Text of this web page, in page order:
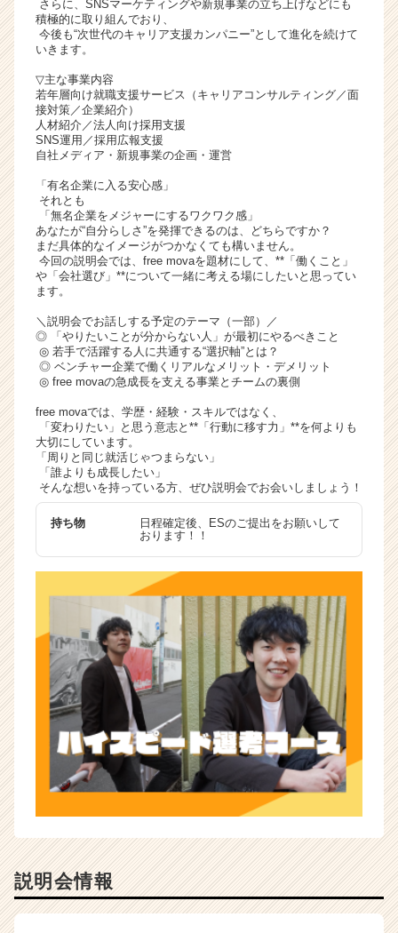
キ
ャ
（C
e
e
r
C
r
e
e
r）
さらに、SNSマーケティングや新規事業の立ち上げなどにも
積極的に取り組んでおり、
今後も“次世代のキャリア支援カンパニー”として進化を続けて
いきます。
▽主な事業内容
若年層向け就職支援サービス（キャリアコンサルティング／面
接対策／企業紹介）
人材紹介／法人向け採用支援
SNS運用／採用広報支援
自社メディア・新規事業の企画・運営
「有名企業に入る安心感」
それとも
「無名企業をメジャーにするワクワク感」
あなたが“自分らしさ”を発揮できるのは、どちらですか？
まだ具体的なイメージがつかなくても構いません。
今回の説明会では、free movaを題材にして、**「働くこと」
や「会社選び」**について一緒に考える場にしたいと思ってい
ます。
＼説明会でお話しする予定のテーマ（一部）／
◎ 「やりたいことが分からない人」が最初にやるべきこと
◎ 若手で活躍する人に共通する“選択軸”とは？
◎ ベンチャー企業で働くリアルなメリット・デメリット
◎ free movaの急成長を支える事業とチームの裏側
free movaでは、学歴・経験・スキルではなく、
「変わりたい」と思う意志と**「行動に移す力」**を何よりも
大切にしています。
「周りと同じ就活じゃつまらない」
「誰よりも成長したい」
そんな想いを持っている方、ぜひ説明会でお会いしましょう！
持ち物
日程確定後、ESのご提出をお願いして
おります！！
説明会情報